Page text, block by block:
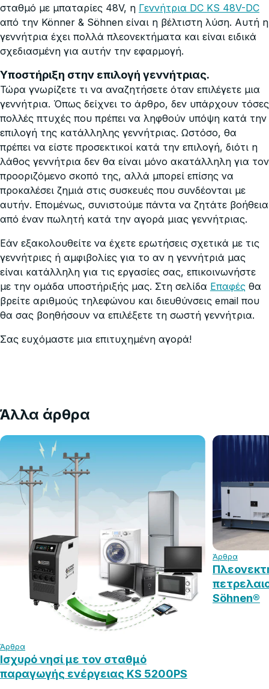
σταθμό με μπαταρίες 48V, η Γεννήτρια DC KS 48V-DC
από την Könner & Söhnen είναι η βέλτιστη λύση. Αυτή η
γεννήτρια έχει πολλά πλεονεκτήματα και είναι ειδικά
σχεδιασμένη για αυτήν την εφαρμογή.
Υποστήριξη στην επιλογή γεννήτριας.
Τώρα γνωρίζετε τι να αναζητήσετε όταν επιλέγετε μια
γεννήτρια. Όπως δείχνει το άρθρο, δεν υπάρχουν τόσες
πολλές πτυχές που πρέπει να ληφθούν υπόψη κατά την
επιλογή της κατάλληλης γεννήτριας. Ωστόσο, θα
πρέπει να είστε προσεκτικοί κατά την επιλογή, διότι η
λάθος γεννήτρια δεν θα είναι μόνο ακατάλληλη για τον
προοριζόμενο σκοπό της, αλλά μπορεί επίσης να
προκαλέσει ζημιά στις συσκευές που συνδέονται με
αυτήν. Επομένως, συνιστούμε πάντα να ζητάτε βοήθεια
από έναν πωλητή κατά την αγορά μιας γεννήτριας.
Εάν εξακολουθείτε να έχετε ερωτήσεις σχετικά με τις
γεννήτριες ή αμφιβολίες για το αν η γεννήτριά μας
είναι κατάλληλη για τις εργασίες σας, επικοινωνήστε
με την ομάδα υποστήριξής μας. Στη σελίδα Επαφές θα
βρείτε αριθμούς τηλεφώνου και διευθύνσεις email που
θα σας βοηθήσουν να επιλέξετε τη σωστή γεννήτρια.
Σας ευχόμαστε μια επιτυχημένη αγορά!
Άλλα άρθρα
Άρθρα
Ισχυρό νησί με τον σταθμό
παραγωγής ενέργειας KS 5200PS
Άρθρα
Söhnen®